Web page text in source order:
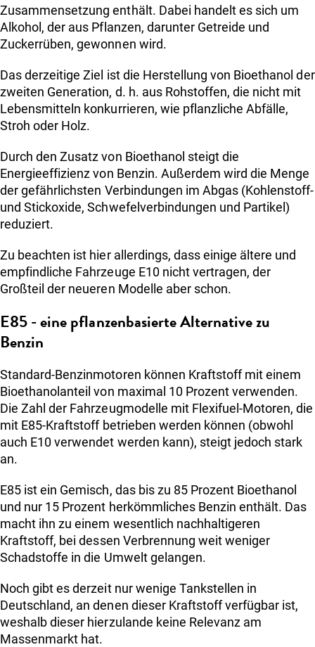
Zusammensetzung enthält. Dabei handelt es sich um
Alkohol, der aus Pflanzen, darunter Getreide und
Zuckerrüben, gewonnen wird.
Das derzeitige Ziel ist die Herstellung von Bioethanol der
zweiten Generation, d. h. aus Rohstoffen, die nicht mit
Lebensmitteln konkurrieren, wie pflanzliche Abfälle,
Stroh oder Holz.
Durch den Zusatz von Bioethanol steigt die
Energieeffizienz von Benzin. Außerdem wird die Menge
der gefährlichsten Verbindungen im Abgas (Kohlenstoff-
und Stickoxide, Schwefelverbindungen und Partikel)
reduziert.
Zu beachten ist hier allerdings, dass einige ältere und
empfindliche Fahrzeuge E10 nicht vertragen, der
Großteil der neueren Modelle aber schon.
E85 - eine pflanzenbasierte Alternative zu
Benzin
Standard-Benzinmotoren können Kraftstoff mit einem
Bioethanolanteil von maximal 10 Prozent verwenden.
Die Zahl der Fahrzeugmodelle mit Flexifuel-Motoren, die
mit E85-Kraftstoff betrieben werden können (obwohl
auch E10 verwendet werden kann), steigt jedoch stark
an.
E85 ist ein Gemisch, das bis zu 85 Prozent Bioethanol
und nur 15 Prozent herkömmliches Benzin enthält. Das
macht ihn zu einem wesentlich nachhaltigeren
Kraftstoff, bei dessen Verbrennung weit weniger
Schadstoffe in die Umwelt gelangen.
Noch gibt es derzeit nur wenige Tankstellen in
Deutschland, an denen dieser Kraftstoff verfügbar ist,
weshalb dieser hierzulande keine Relevanz am
Massenmarkt hat.